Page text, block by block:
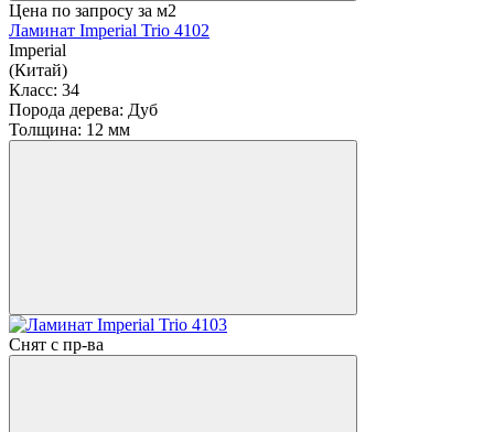
Цена по запросу за м2
Ламинат Imperial Trio 4102
Imperial
(Китай)
Класс: 34
Порода дерева: Дуб
Толщина: 12 мм
Снят с пр-ва